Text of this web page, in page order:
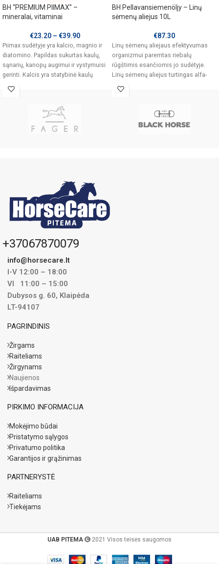
BH “PREMIUM PIIMAX” –
mineralai, vitaminai
€23.20 – €39.90
Piimax sudėtyje yra kalcio, magnio ir
diatomino. Papildas sukurtas kaulų,
sąnarių, kanopų augimui ir vystymuisi
gerinti. Kalcis yra statybinė kaulų
BH Pellavansiemenöljy – Linų
sėmenų aliejus 10L
€87.30
Linų sėmenų aliejaus efektyvumas
organizmui paremtas riebalų
rūgštimis esančiomis jo sudėtyje.
Linų sėmenų aliejus turtingas alfa-
linoleninių rūgščių (omega-3).
Nesočiosios riebalų
+37067870079
info@horsecare.lt
I-V 12:00 – 18:00
VI 11:00 – 15:00
Dubysos g. 60, Klaipėda
LT-94107
PAGRINDINIS
Žirgams
Raiteliams
Žirgynams
Naujienos
Išpardavimas
PIRKIMO INFORMACIJA
Mokėjimo būdai
Pristatymo sąlygos
Privatumo politika
Garantijos ir grąžinimas
PARTNERYSTĖ
Raiteliams
Tiekėjams
UAB PITEMA 2021 Visos teisės saugomos